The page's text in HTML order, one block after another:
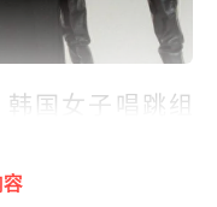
韩国女子唱跳组
推
）、金珍妮